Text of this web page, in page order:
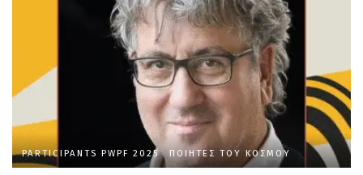
PARTICIPANTS PWPF 2025 ΠΟΙΗΤΈΣ ΤΟΥ ΚΌΣΜΟΥ